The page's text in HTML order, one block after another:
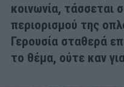
κοινωνία,
περιορισμού της
Γερουσία σταθερά
το θέμα, ούτε καν